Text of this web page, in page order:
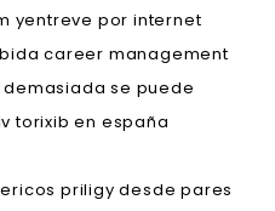
yentreve por internet
career management
se puede
torixib en españa
priligy desde pares